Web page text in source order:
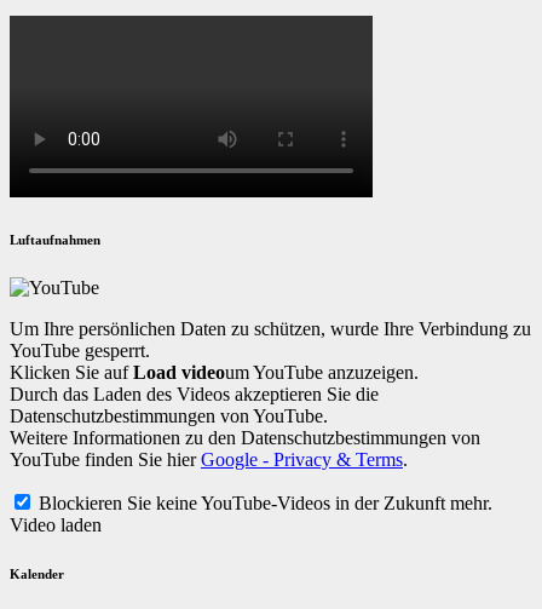
Luftaufnahmen
Um Ihre persönlichen Daten zu schützen, wurde Ihre Verbindung zu
YouTube gesperrt.
Klicken Sie aufLoad videoum YouTube anzuzeigen.
Durch das Laden des Videos akzeptieren Sie die
Datenschutzbestimmungen von YouTube.
Weitere Informationen zu den Datenschutzbestimmungen von
YouTube finden Sie hierGoogle - Privacy & Terms.
Blockieren Sie keine YouTube-Videos in der Zukunft mehr.
Video laden
Kalender